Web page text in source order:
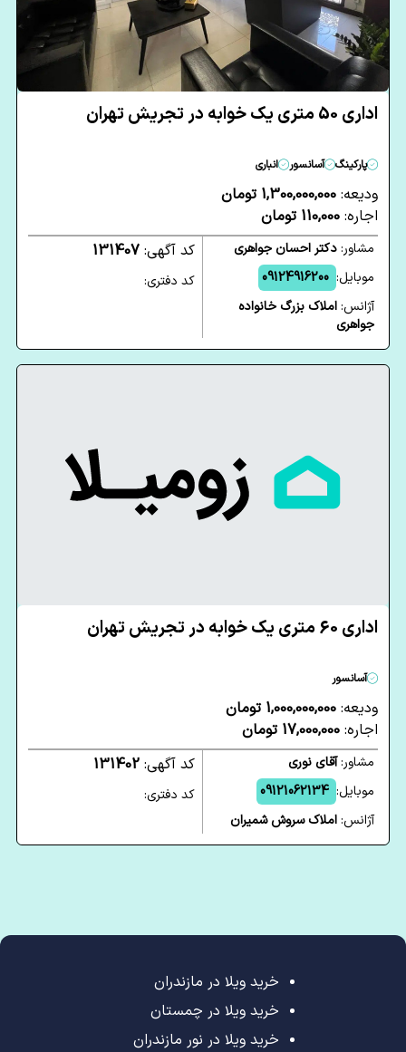
اداری 50 متری یک خوابه در تجریش تهران
پارکینگ آسانسور انباری
ودیعه: 1,300,000,000 تومان
اجاره: 110,000 تومان
مشاور:دکتر احسان جواهری
موبایل: 09124916200
آژانس:املاک بزرگ خانواده
جواهری
کد آگهی: 131407
کد دفتری:
اداری 60 متری یک خوابه در تجریش تهران
آسانسور
ودیعه: 1,000,000,000 تومان
اجاره: 17,000,000 تومان
مشاور:آقای نوری
موبایل: 09121062134
آژانس:املاک سروش شمیران
کد آگهی: 131402
کد دفتری:
خرید ویلا در مازندران
خرید ویلا در چمستان
خرید ویلا در نور مازندران